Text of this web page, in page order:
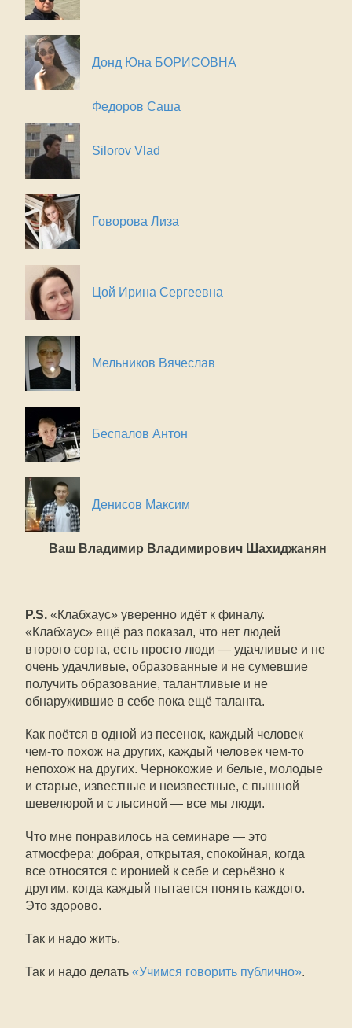
Донд Юна БОРИСОВНА
Федоров Саша
Silorov Vlad
Говорова Лиза
Цой Ирина Сергеевна
Мельников Вячеслав
Беспалов Антон
Денисов Максим
Ваш Владимир Владимирович Шахиджанян
P.S. «Клабхаус» уверенно идёт к финалу.
«Клабхаус» ещё раз показал, что нет людей
второго сорта, есть просто люди — удачливые и не
очень удачливые, образованные и не сумевшие
получить образование, талантливые и не
обнаружившие в себе пока ещё таланта.
Как поётся в одной из песенок, каждый человек
чем-то похож на других, каждый человек чем-то
непохож на других. Чернокожие и белые, молодые
и старые, известные и неизвестные, с пышной
шевелюрой и с лысиной — все мы люди.
Что мне понравилось на семинаре — это
атмосфера: добрая, открытая, спокойная, когда
все относятся с иронией к себе и серьёзно к
другим, когда каждый пытается понять каждого.
Это здорово.
Так и надо жить.
Так и надо делать «Учимся говорить публично».